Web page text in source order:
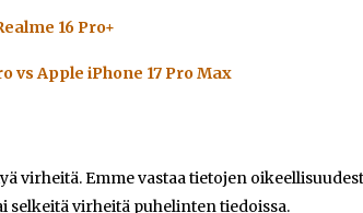
16 Pro+
vs Apple iPhone 17 Pro Max
virheitä. Emme vastaa tietojen
selkeitä virheitä puhelinten tiedoissa.